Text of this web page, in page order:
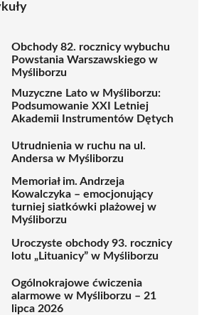
Obchody 82. rocznicy wybuchu
Powstania Warszawskiego w
Myśliborzu
Muzyczne Lato w Myśliborzu:
Podsumowanie XXI Letniej
Akademii Instrumentów Dętych
Utrudnienia w ruchu na ul.
Andersa w Myśliborzu
Memoriał im. Andrzeja
Kowalczyka – emocjonujący
turniej siatkówki plażowej w
Myśliborzu
Uroczyste obchody 93. rocznicy
lotu „Lituanicy” w Myśliborzu
Ogólnokrajowe ćwiczenia
alarmowe w Myśliborzu – 21
lipca 2026